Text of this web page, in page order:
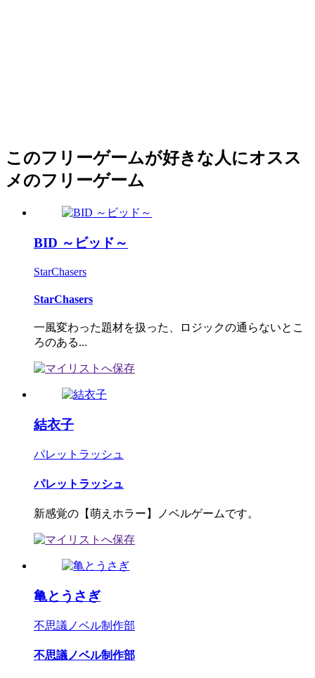
このフリーゲームが好きな人にオスス
メのフリーゲーム
BID ～ビッド～
StarChasers
StarChasers
一風変わった題材を扱った、ロジックの通らないとこ
ろのある...
結衣子
パレットラッシュ
パレットラッシュ
新感覚の【萌えホラー】ノベルゲームです。
亀とうさぎ
不思議ノベル制作部
不思議ノベル制作部